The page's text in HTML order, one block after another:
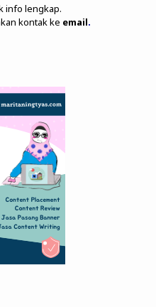
info lengkap.
kontak ke email.